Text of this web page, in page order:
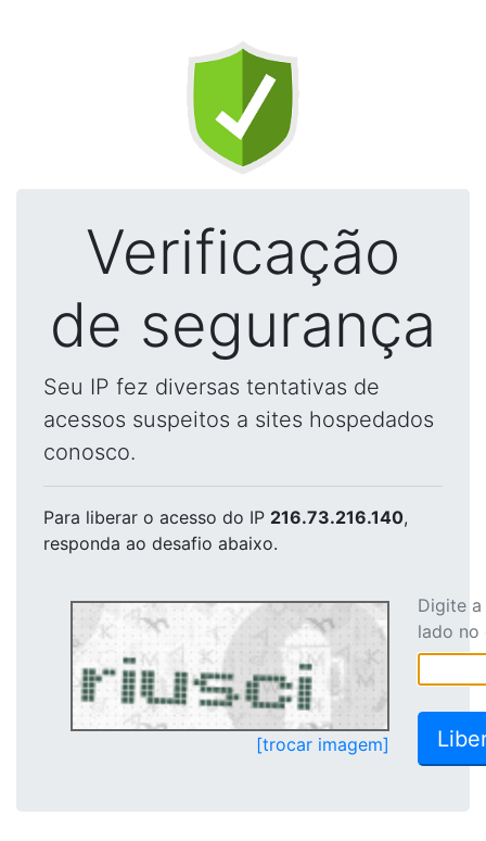
Verificação
de segurança
Seu IP fez diversas tentativas de
acessos suspeitos a sites hospedados
conosco.
Para liberar o acesso do IP 216.73.216.140,
responda ao desafio abaixo.
[trocar imagem]
Digite
lado no